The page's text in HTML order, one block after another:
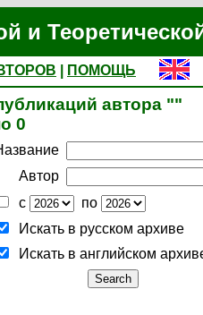
и
ПОМОЩЬ
автора ""
0
Автор
с
по
Искать в русском архиве
Искать в английском